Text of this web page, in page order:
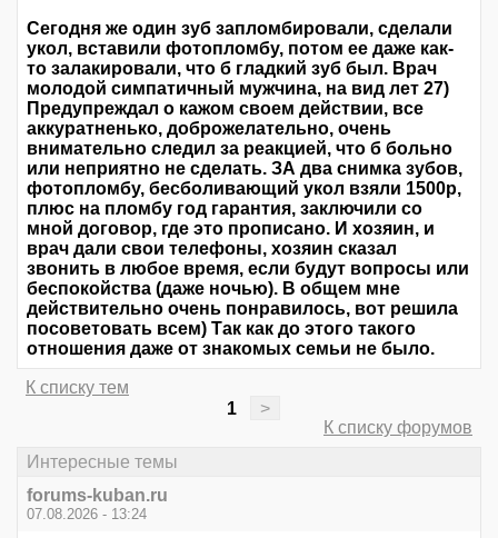
Сегодня же один зуб запломбировали, сделали
укол, вставили фотопломбу, потом ее даже как-
то залакировали, что б гладкий зуб был. Врач
молодой симпатичный мужчина, на вид лет 27)
Предупреждал о кажом своем действии, все
аккуратненько, доброжелательно, очень
внимательно следил за реакцией, что б больно
или неприятно не сделать. ЗА два снимка зубов,
фотопломбу, бесболивающий укол взяли 1500р,
плюс на пломбу год гарантия, заключили со
мной договор, где это прописано. И хозяин, и
врач дали свои телефоны, хозяин сказал
звонить в любое время, если будут вопросы или
беспокойства (даже ночью). В общем мне
действительно очень понравилось, вот решила
посоветовать всем) Так как до этого такого
отношения даже от знакомых семьи не было.
К списку тем
1
>
К списку форумов
Интересные темы
forums-kuban.ru
07.08.2026 - 13:24